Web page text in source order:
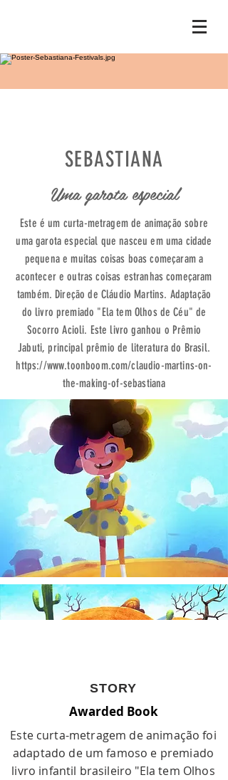
SEBASTIANA
Uma garota especial
Este é um curta-metragem de animação sobre
uma garota especial que nasceu em uma cidade
pequena e muitas coisas boas começaram a
acontecer e outras coisas estranhas começaram
também. Direção de Cláudio Martins. Adaptação
do livro premiado "Ela tem Olhos de Céu" de
Socorro Acioli. Este livro ganhou o Prêmio
Jabuti, principal prêmio de literatura do Brasil.
https://www.toonboom.com/claudio-martins-on-
the-making-of-sebastiana
STORY
Awarded Book
Este curta-metragem de animação foi
adaptado de um famoso e premiado
livro infantil brasileiro "Ela tem Olhos